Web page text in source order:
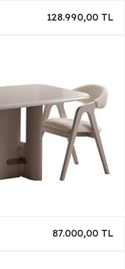
128.990,00 TL
87.000,00 TL